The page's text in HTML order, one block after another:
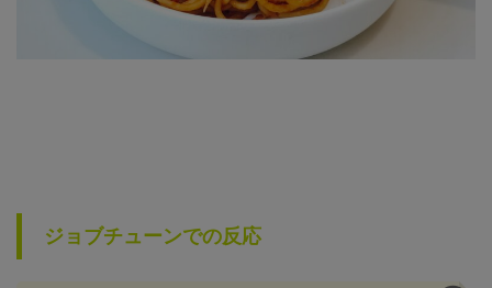
ジョブチューンでの反応